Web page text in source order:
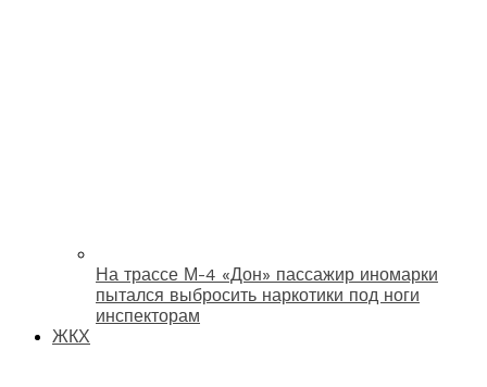
На трассе М-4 «Дон» пассажир иномарки
пытался выбросить наркотики под ноги
инспекторам
ЖКХ